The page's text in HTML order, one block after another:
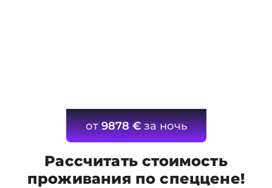
от9878 €за ночь
Рассчитать стоимость
проживания по спеццене!